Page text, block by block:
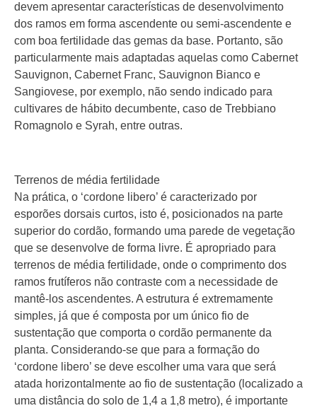
devem apresentar características de desenvolvimento
dos ramos em forma ascendente ou semi-ascendente e
com boa fertilidade das gemas da base. Portanto, são
particularmente mais adaptadas aquelas como Cabernet
Sauvignon, Cabernet Franc, Sauvignon Bianco e
Sangiovese, por exemplo, não sendo indicado para
cultivares de hábito decumbente, caso de Trebbiano
Romagnolo e Syrah, entre outras.
Terrenos de média fertilidade
Na prática, o ‘cordone libero’ é caracterizado por
esporões dorsais curtos, isto é, posicionados na parte
superior do cordão, formando uma parede de vegetação
que se desenvolve de forma livre. É apropriado para
terrenos de média fertilidade, onde o comprimento dos
ramos frutíferos não contraste com a necessidade de
mantê-los ascendentes. A estrutura é extremamente
simples, já que é composta por um único fio de
sustentação que comporta o cordão permanente da
planta. Considerando-se que para a formação do
‘cordone libero’ se deve escolher uma vara que será
atada horizontalmente ao fio de sustentação (localizado a
uma distância do solo de 1,4 a 1,8 metro), é importante